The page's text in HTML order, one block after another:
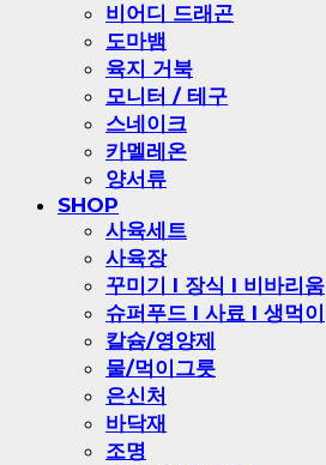
비어디 드래곤
도마뱀
육지 거북
모니터 / 테구
스네이크
카멜레온
양서류
SHOP
사육세트
사육장
꾸미기 l 장식 l 비바리움
슈퍼푸드 l 사료 l 생먹이
칼슘/영양제
물/먹이그릇
은신처
바닥재
조명